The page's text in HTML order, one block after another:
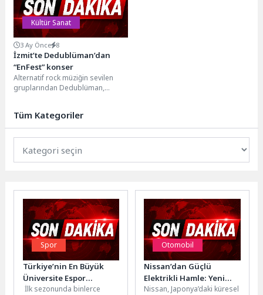
Kültür Sanat
3 Ay Önce 8
İzmit’te Dedublüman’dan
“EnFest” konser
Alternatif rock müziğin sevilen
gruplarından Dedublüman,
Milli İrade...
Tüm Kategoriler
Spor
Türkiye’nin En Büyük
Üniversite Espor
Turnuvası PMCC Sezon 2
İlk sezonunda binlerce
Otomobil
Nissan’dan Güçlü
Elektrikli Hamle: Yeni
JUKE Sahneye Çıktı
Nissan, Japonya’daki küresel